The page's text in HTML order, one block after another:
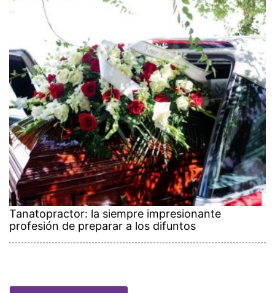
Tanatopractor: la siempre impresionante
profesión de preparar a los difuntos